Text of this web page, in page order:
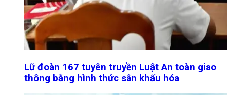
Lữ đoàn 167 tuyên truyền Luật An toàn giao
thông bằng hình thức sân khấu hóa